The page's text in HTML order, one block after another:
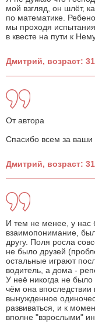
мой взгляд, он шлёт,
по математике.
мы проходя
в квесте на пути к
Дмитрий, возраст:
От автора
Спасибо всем за ваши
Дмитрий, возраст:
И тем не менее, у
взаимопонимание,
другу. Поля росла
не было друзей
остальные играют
водитель, а дома -
У неё никогда не было
чём она
вынужденное
развиваться, и к
вполне "взрослыми"